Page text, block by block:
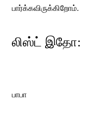
பார்க்கவிருக்கிறோம்.
லிஸ்ட் இதோ:
பாபா